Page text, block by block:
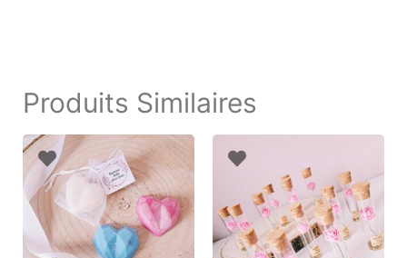
Produits Similaires